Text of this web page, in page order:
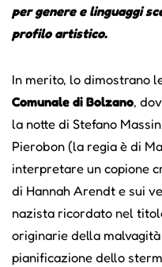
per genere e linguaggi
profilo artistico.
In merito, lo dimostrano
Comunale di Bolzano,
la notte di Stefano
Pierobon (la regia è di
interpretare un copione
di Hannah Arendt e sui
nazista ricordato nel
originarie della
pianificazione dello